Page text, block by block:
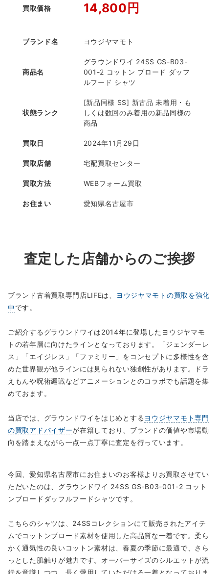
買取価格 14,800円
ブランド名 ヨウジヤマモト
商品名
グラウンドワイ 24SS GS-B03-
001-2 コットン ブロード ダッフ
ルフード シャツ
状態ランク
[新品同様 SS] 新古品 未着用・も
しくは数回のみ着用の新品同様の
商品
買取日 2024年11月29日
買取店舗 宅配買取センター
買取方法 WEBフォーム買取
お住まい 愛知県名古屋市
査定した店舗からのご挨拶
ブランド古着買取専門店LIFEは、
ヨウジヤマモトの買取を強化
中です。
ご紹介するグラウンドワイは2014年に登場したヨウジヤマモ
トの若年層に向けたラインとなっております。「ジェンダーレ
ス」「エイジレス」「ファミリー」をコンセプトに多様性を含
めた世界観が他ラインには見られない独創性があります。ドラ
えもんや呪術廻戦などアニメーションとのコラボでも話題を集
めておます。
当店では、グラウンドワイをはじめとする ヨウジヤマモト専門
の買取アドバイザーが在籍しており、ブランドの価値や市場動
向を踏まえながら一点一点丁寧に査定を行っています。
今回、愛知県名古屋市にお住まいのお客様よりお買取させてい
ただいたのは、グラウンドワイ 24SS GS-B03-001-2 コット
ンブロードダッフルフードシャツです。
こちらのシャツは、24SSコレクションにて販売されたアイテ
ムでコットンブロード素材を使用した高品質な一着です。柔ら
かく通気性の良いコットン素材は、春夏の季節に最適で、さら
っとした肌触りが魅力です。オーバーサイズのシルエットが流
行を意識しつつ、長く愛用していただける一着となっておりま